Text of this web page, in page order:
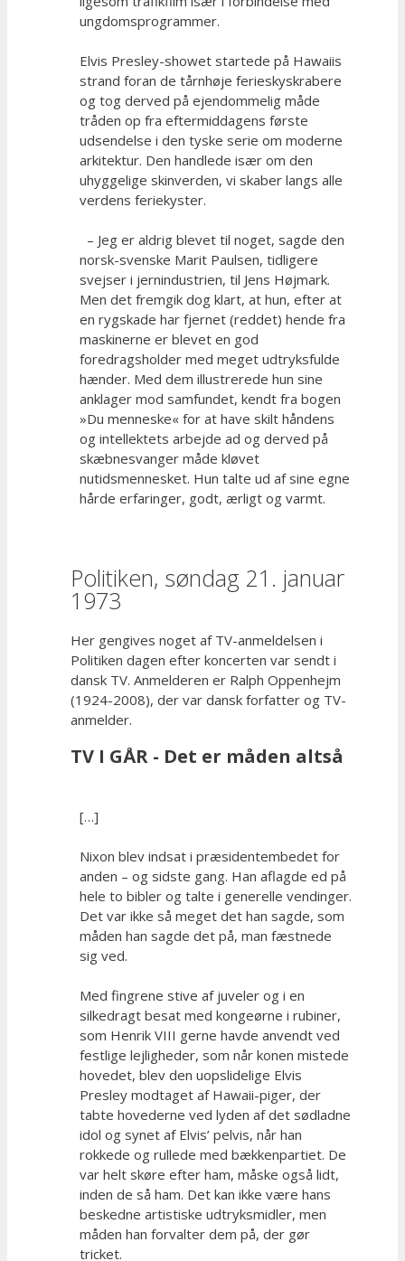
ungdomsprogrammer.
Elvis Presley-showet startede på Hawaiis
strand foran de tårnhøje ferieskyskrabere
og tog derved på ejendommelig måde
tråden op fra eftermiddagens første
udsendelse i den tyske serie om moderne
arkitektur. Den handlede især om den
uhyggelige skinverden, vi skaber langs alle
verdens feriekyster.
– Jeg er aldrig blevet til noget, sagde den
norsk-svenske Marit Paulsen, tidligere
svejser i jernindustrien, til Jens Højmark.
Men det fremgik dog klart, at hun, efter at
en rygskade har fjernet (reddet) hende fra
maskinerne er blevet en god
foredragsholder med meget udtryksfulde
hænder. Med dem illustrerede hun sine
anklager mod samfundet, kendt fra bogen
»Du menneske« for at have skilt håndens
og intellektets arbejde ad og derved på
skæbnesvanger måde kløvet
nutidsmennesket. Hun talte ud af sine egne
hårde erfaringer, godt, ærligt og varmt.
Politiken, søndag 21. januar
1973
Her gengives noget af TV-anmeldelsen i
Politiken dagen efter koncerten var sendt i
dansk TV. Anmelderen er Ralph Oppenhejm
(1924-2008), der var dansk forfatter og TV-
anmelder.
TV I GÅR - Det er måden altså
[…]
Nixon blev indsat i præsidentembedet for
anden – og sidste gang. Han aflagde ed på
hele to bibler og talte i generelle vendinger.
Det var ikke så meget det han sagde, som
måden han sagde det på, man fæstnede
sig ved.
Med fingrene stive af juveler og i en
silkedragt besat med kongeørne i rubiner,
som Henrik VIII gerne havde anvendt ved
festlige lejligheder, som når konen mistede
hovedet, blev den uopslidelige Elvis
Presley modtaget af Hawaii-piger, der
tabte hovederne ved lyden af det sødladne
idol og synet af Elvis’ pelvis, når han
rokkede og rullede med bækkenpartiet. De
var helt skøre efter ham, måske også lidt,
inden de så ham. Det kan ikke være hans
beskedne artistiske udtryksmidler, men
måden han forvalter dem på, der gør
tricket.